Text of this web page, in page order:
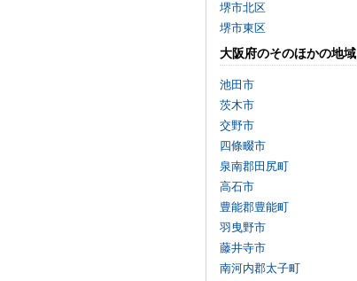
堺市北区
堺市東区
大阪府のそのほかの地域
池田市
茨木市
交野市
四條畷市
泉南郡田尻町
高石市
豊能郡豊能町
羽曳野市
藤井寺市
南河内郡太子町